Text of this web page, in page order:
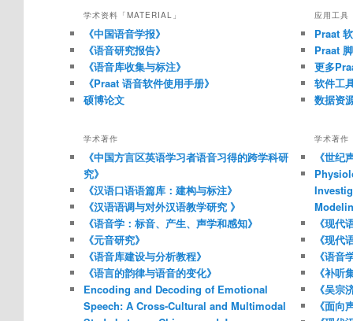
学术资料「MATERIAL」
《中国语音学报》
《语音研究报告》
《语音库收集与标注》
《Praat 语音软件使用手册》
硕博论文
学术著作
《中国方言区英语学习者语音习得的跨学科研
究》
《汉语口语语篇库：建构与标注》
《汉语语调与对外汉语教学研究 》
《语音学：标音、产生、声学和感知》
《元音研究》
《语音库建设与分析教程》
《语言的韵律与语音的变化》
Encoding and Decoding of Emotional
Speech: A Cross-Cultural and Multimodal
应用工具
Praat
Praat
更多
软件工
数据资
学术著作
《世纪
《现代
《现代
《语音
《补听
《吴宗
《面向